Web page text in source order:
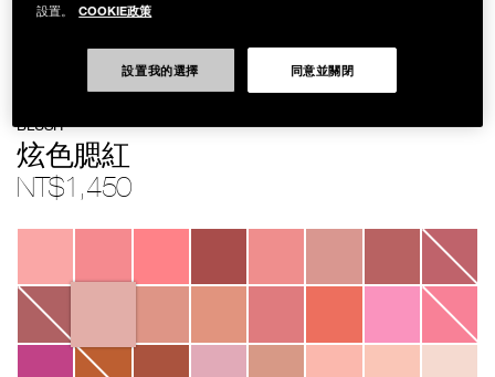
No.
0194251140421
BLUSH
炫色腮紅
NT$1,450
Variations
設置。
COOKIE政策
設置我的選擇 同意並關閉